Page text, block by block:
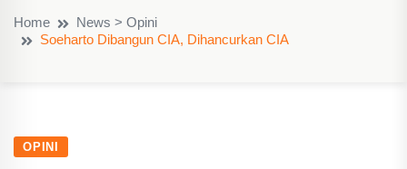
Home
News > Opini
Soeharto Dibangun CIA, Dihancurkan CIA
OPINI